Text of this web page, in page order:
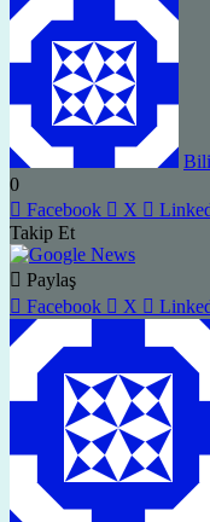
0
Facebook
X
Takip Et
Paylaş
Facebook
X